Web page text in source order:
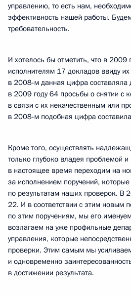
управлению, то есть нам,
эффективность нашей работы.
требовательность.
И хотелось бы отметить, что в 2009
исполнителям 17 докладов ввиду
в 2008-м данная цифра составляла
в 2009 году 64 просьбы о снятии с
в связи с их некачественным или
в 2008-м подобная цифра
Кроме того, осуществлять
только глубоко владея проблемой
в настоящее время переходим на
за исполнением поручений,
по результатам наших проверок. В
22. И в соответствии с этим новым
по этим поручениям, мы его
возлагаем на уже профильные
управления, которые
проверки. Этим самым мы
и одновременно
в достижении результата.